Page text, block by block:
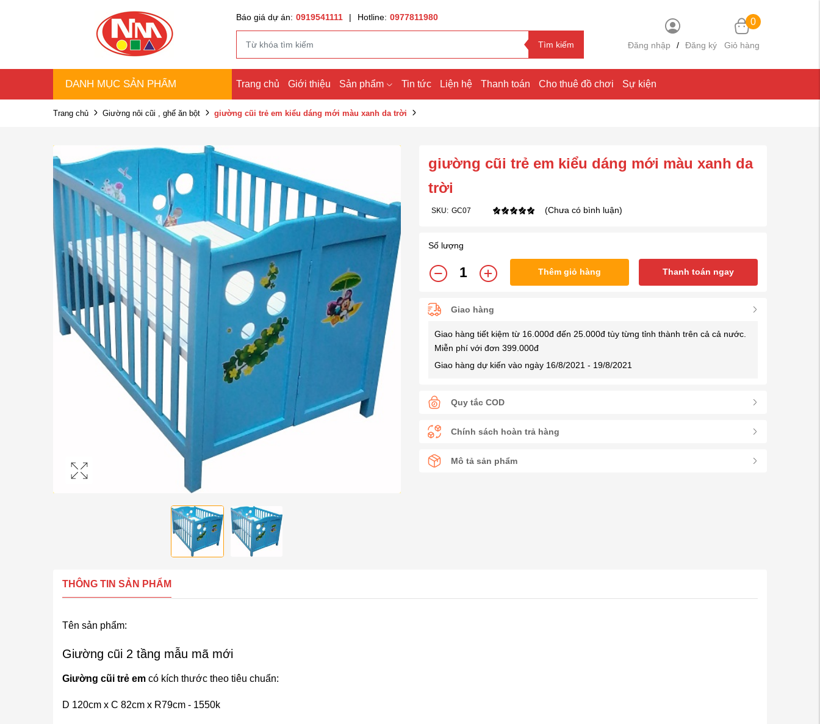
Báo giá dự án: 0919541111 | Hotline: 0977811980
Tìm kiếm Đăng nhập / Đăng ký
0
Giỏ hàng
DANH MỤC SẢN PHẨM Trang chủ Giới thiệu Sản phẩm Tin tức Liện hệ Thanh toán Cho thuê đồ chơi Sự kiện
Trang chủ Giường nôi cũi , ghế ăn bột giường cũi trẻ em kiểu dáng mới màu xanh da trời
giường cũi trẻ em kiểu dáng mới màu xanh da
trời
SKU: GC07 (Chưa có bình luận)
Số lượng
Thêm giỏ hàng Thanh toán ngay
Giao hàng
Giao hàng tiết kiệm từ 16.000đ đến 25.000đ tùy từng tỉnh thành trên cả cả nước.
Miễn phí với đơn 399.000đ
Giao hàng dự kiến vào ngày 16/8/2021 - 19/8/2021
Quy tắc COD
Chính sách hoàn trả hàng
Mô tả sản phẩm
THÔNG TIN SẢN PHẨM
Tên sản phẩm:
Giường cũi 2 tầng mẫu mã mới
Giường cũi trẻ em có kích thước theo tiêu chuẩn:
D 120cm x C 82cm x R79cm - 1550k